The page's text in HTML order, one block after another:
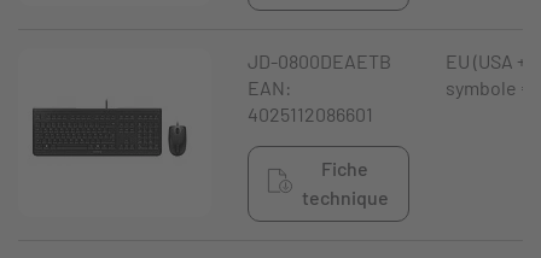
JD-0800DEAETB
EAN:
4025112086601
Fiche
technique
EU (USA +
symbole €)